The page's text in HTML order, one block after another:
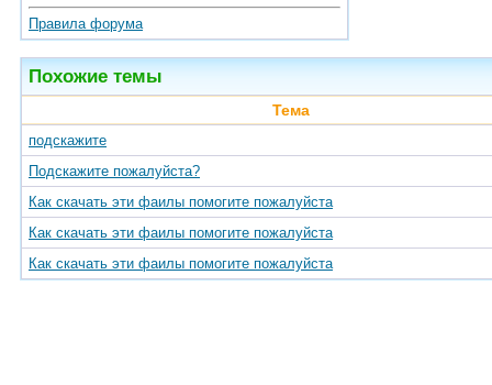
Правила форума
Похожие темы
Тема
подскажите
Подскажите пожалуйста?
Как скачать эти фаилы помогите пожалуйста
Как скачать эти фаилы помогите пожалуйста
Как скачать эти фаилы помогите пожалуйста